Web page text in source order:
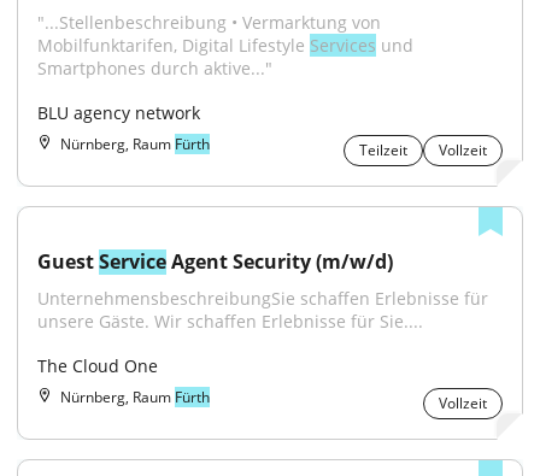
"...Stellenbeschreibung • Vermarktung von
Mobilfunktarifen, Digital Lifestyle Services und
Smartphones durch aktive..."
BLU agency network
Nürnberg, Raum Fürth Teilzeit Vollzeit
Guest Service Agent Security (m/w/d)
UnternehmensbeschreibungSie schaffen Erlebnisse für
unsere Gäste. Wir schaffen Erlebnisse für Sie....
The Cloud One
Nürnberg, Raum Fürth Vollzeit